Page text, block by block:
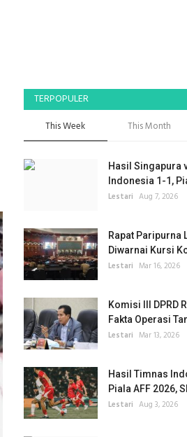
TERPOPULER
This Week This Month
Hasil Singapura
Indonesia 1-1,
Lestari Aug 7, 2026
Rapat Paripurna
Diwarnai Kursi
Lestari Mar 16, 2026
Komisi III DPRD
Fakta Operasi
Lestari Mar 13, 2026
Hasil Timnas
Piala AFF 2026,
Lestari Aug 3, 2026